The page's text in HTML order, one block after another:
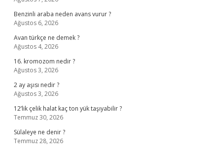
Benzinli araba neden avans vurur ?
Ağustos 6, 2026
Avan türkçe ne demek ?
Ağustos 4, 2026
16. kromozom nedir ?
Ağustos 3, 2026
2 ay aşısı nedir ?
Ağustos 3, 2026
12’lik çelik halat kaç ton yük taşıyabilir ?
Temmuz 30, 2026
Sülaleye ne denir ?
Temmuz 28, 2026